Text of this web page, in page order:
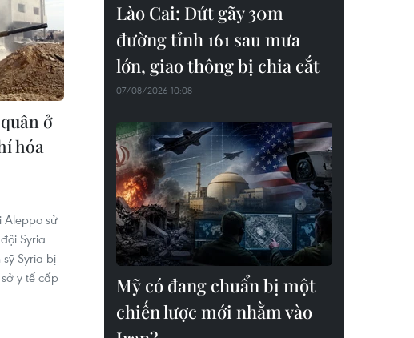
ở
hóa
Aleppo sử
Syria
Syria bị
y tế cấp
Lào Cai: Đứt gãy 30m
đường tỉnh 161 sau mưa
lớn, giao thông bị chia cắt
07/08/2026 10:08
Mỹ có đang chuẩn bị một
chiến lược mới nhằm vào